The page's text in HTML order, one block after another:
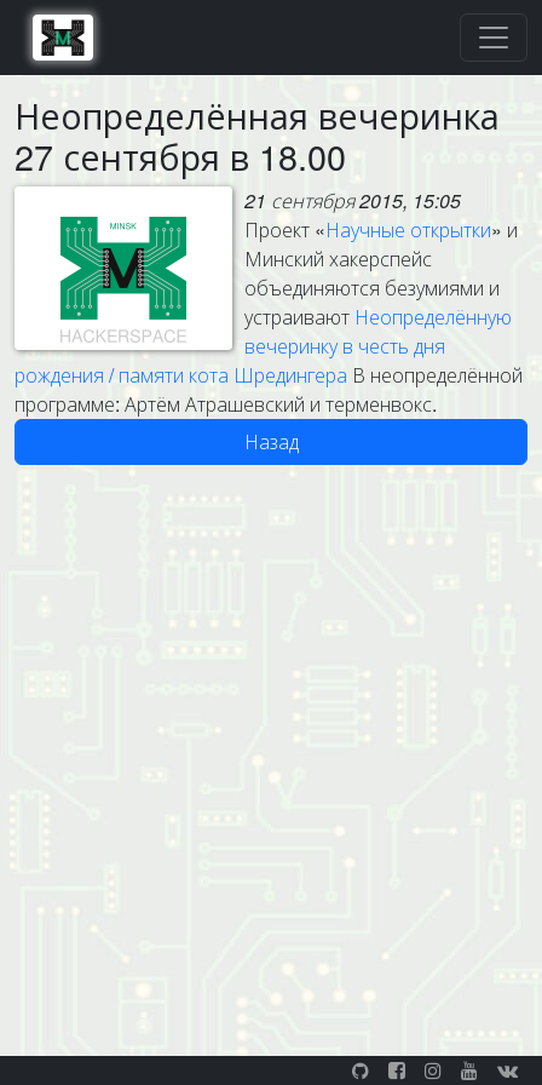
Неопределённая вечеринка
27 сентября в 18.00
21 сентября 2015, 15:05
Проект «Научные открытки» и
Минский хакерспейс
объединяются безумиями и
устраивают Неопределённую
вечеринку в честь дня
рождения / памяти кота Шредингера В неопределённой
программе: Артём Атрашевский и терменвокс.
Назад